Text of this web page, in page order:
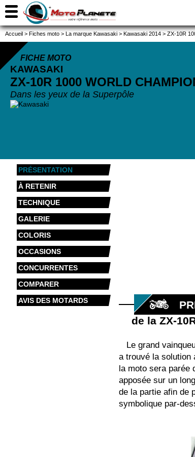
Accueil > Fiches moto > La marque Kawasaki > Kawasaki 2014 > ZX-10R
FICHE MOTO
KAWASAKI
ZX-10R 1000 WORLD
Dans les yeux de la Superpôle
PRÉSENTATION
À RETENIR
TECHNIQUE
GALERIE
COLORIS
OCCASIONS
CONCURRENTES
COMPARER
AVIS DES MOTARDS
de la ZX-
Le grand
a trouvé la solution
la moto sera parée
apposée sur un
de la partie afin de
symbolique par-